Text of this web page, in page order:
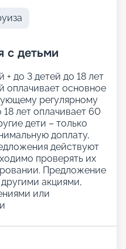
с детьми
+ до 3 детей до 18 лет
оплачивает основное
регулярному
лет оплачивает 60
дети – только
доплату,
действуют
проверять их
Предложение
акциями,
или